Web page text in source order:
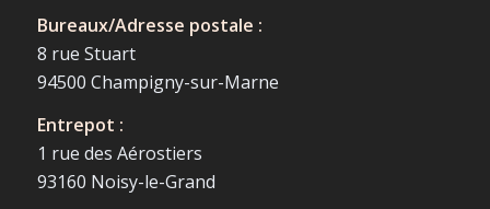
Bureaux/Adresse postale :
8 rue Stuart
94500 Champigny-sur-Marne
Entrepot :
1 rue des Aérostiers
93160 Noisy-le-Grand